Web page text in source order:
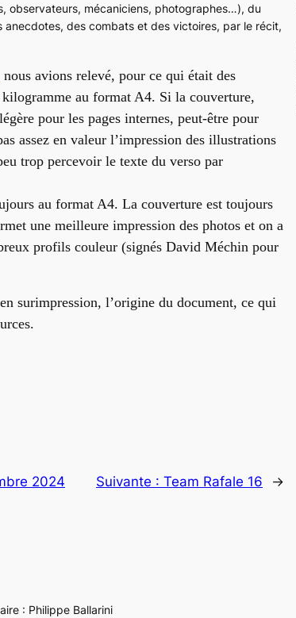
observateurs, mécaniciens, photographes…), du
des combats et des victoires, par le récit,
nous avions relevé, pour ce qui était des
kilogramme au format A4. Si la couverture,
pour les pages internes, peut-être pour
assez en valeur l’impression des illustrations
trop percevoir le texte du verso par
au format A4. La couverture est toujours
une meilleure impression des photos et on a
profils couleur (signés David Méchin pour
surimpression, l’origine du document, ce qui
2024 Suivante : Team Rafale 16 →
: Philippe Ballarini